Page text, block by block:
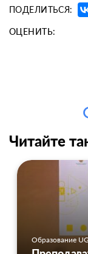
ПОДЕЛИТЬСЯ:
ОЦЕНИТЬ:
Читайте
Образование